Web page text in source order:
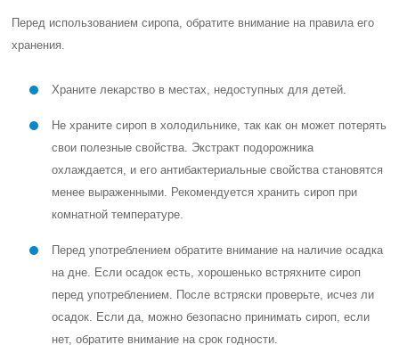
Перед использованием сиропа, обратите внимание на правила его
хранения.
Храните лекарство в местах, недоступных для детей.
Не храните сироп в холодильнике, так как он может потерять
свои полезные свойства. Экстракт подорожника
охлаждается, и его антибактериальные свойства становятся
менее выраженными. Рекомендуется хранить сироп при
комнатной температуре.
Перед употреблением обратите внимание на наличие осадка
на дне. Если осадок есть, хорошенько встряхните сироп
перед употреблением. После встряски проверьте, исчез ли
осадок. Если да, можно безопасно принимать сироп, если
нет, обратите внимание на срок годности.